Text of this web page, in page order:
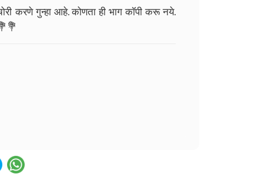
करणे गुन्हा आहे. कोणता ही भाग कॉपी करू नये.